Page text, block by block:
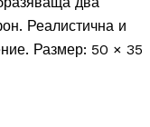
Реалистична и
Размер: 50 × 35